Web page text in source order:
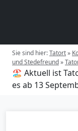
Sie sind hier:Tatort»
und Stedefreund»
🏖️ Aktuell ist
es ab 13